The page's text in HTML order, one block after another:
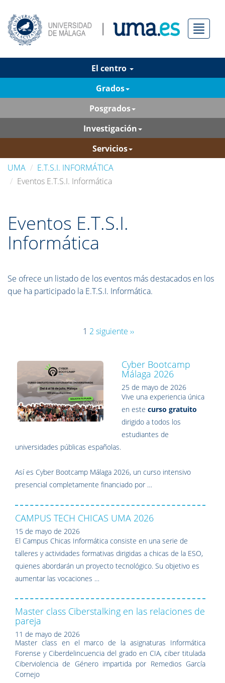
Menú
El centro
Grados
Posgrados
Investigación
Servicios
UMA
E.T.S.I. INFORMÁTICA
Eventos E.T.S.I. Informática
Eventos E.T.S.I.
Informática
Se ofrece un listado de los eventos más destacados en los
que ha participado la E.T.S.I. Informática.
1 2 siguiente ››
Cyber Bootcamp
Málaga 2026
25 de mayo de 2026
Vive una experiencia única
en este curso gratuito
dirigido a todos los
estudiantes de
universidades públicas españolas.
Así es Cyber Bootcamp Málaga 2026, un curso intensivo
presencial completamente financiado por …
CAMPUS TECH CHICAS UMA 2026
15 de mayo de 2026
El Campus Chicas Informática consiste en una serie de
talleres y actividades formativas dirigidas a chicas de la ESO,
quienes abordarán un proyecto tecnológico. Su objetivo es
aumentar las vocaciones …
Master class Ciberstalking en las relaciones de
pareja
11 de mayo de 2026
Master class en el marco de la asignaturas Informática
Forense y Ciberdelincuencia del grado en CIA, ciber titulada
Ciberviolencia de Género impartida por Remedios García
Cornejo